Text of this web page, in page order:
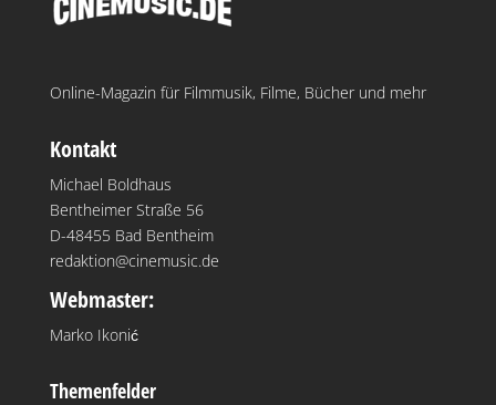
Online-Magazin für Filmmusik, Filme, Bücher und mehr
Kontakt
Michael Boldhaus
Bentheimer Straße 56
D-48455 Bad Bentheim
redaktion@cinemusic.de
Webmaster:
Marko Ikonić
Themenfelder